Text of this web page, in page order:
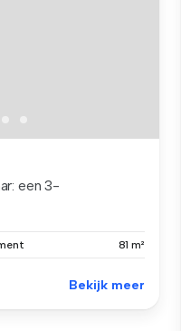
een 3-
81 m²
Bekijk meer